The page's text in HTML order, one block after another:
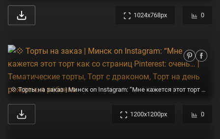
1024x768px 0
💠 Торты на заказ | Минск on Instagram: “Мне кажется этот торт как со страниц Pinterest: очень… | Тематические торты, Торт с драконом, Торт на день рожденья ребенка
1200x1200px 0